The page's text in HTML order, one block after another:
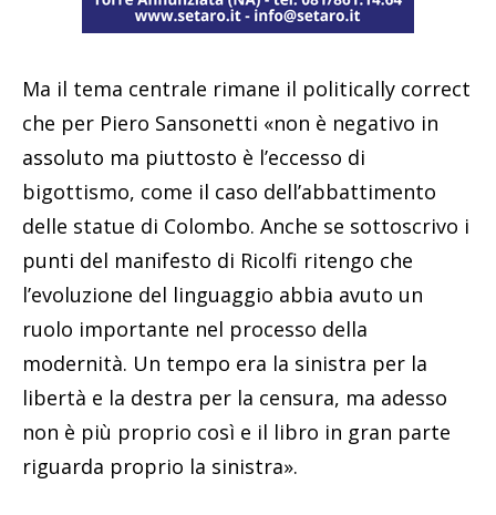
Ma il tema centrale rimane il politically correct
che per Piero Sansonetti «non è negativo in
assoluto ma piuttosto è l’eccesso di
bigottismo, come il caso dell’abbattimento
delle statue di Colombo. Anche se sottoscrivo i
punti del manifesto di Ricolfi ritengo che
l’evoluzione del linguaggio abbia avuto un
ruolo importante nel processo della
modernità. Un tempo era la sinistra per la
libertà e la destra per la censura, ma adesso
non è più proprio così e il libro in gran parte
riguarda proprio la sinistra».